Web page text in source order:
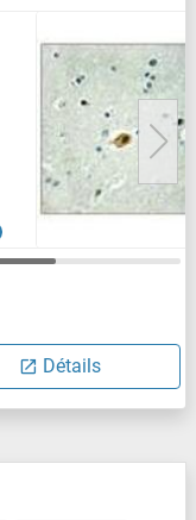
Détails